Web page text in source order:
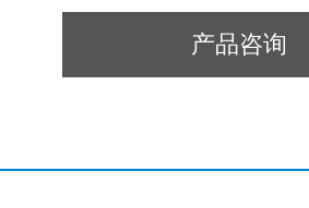
产品咨询